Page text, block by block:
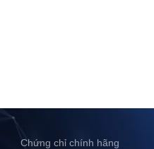
Chứng chỉ chính hãng